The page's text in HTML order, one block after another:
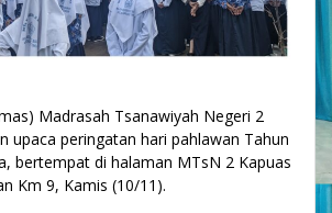
Madrasah Tsanawiyah Negeri 2
upaca peringatan hari pahlawan Tahun
bertempat di halaman MTsN 2 Kapuas
Km 9, Kamis (10/11).